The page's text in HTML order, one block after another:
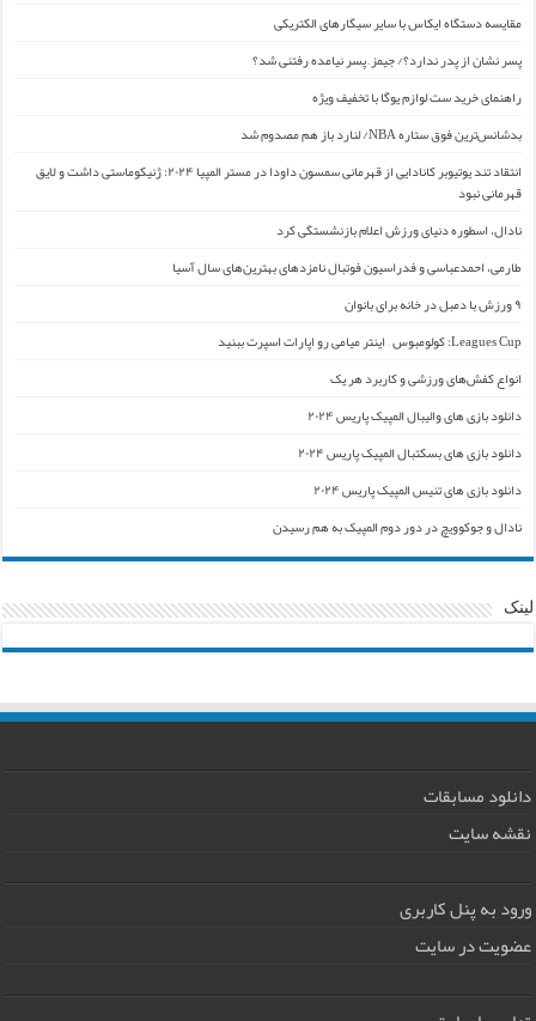
مقایسه دستگاه ایکاس با سایر سیگارهای الکتریکی
پسر نشان از پدر ندارد؟/ جیمز ِ پسر نیامده رفتنی شد؟
راهنمای خرید ست لوازم یوگا با تخفیف ویژه
بدشانس‌ترین فوق ستاره NBA/ لنارد باز هم مصدوم شد
انتقاد تند یوتیوبر کانادایی از قهرمانی سمسون داودا در مستر المپیا ۲۰۲۴: ژنیکوماستی داشت و لایق
قهرمانی نبود
نادال، اسطوره دنیای ورزش اعلام بازنشستگی کرد
طارمی، احمدعباسی و فدراسیون فوتبال نامزدهای بهترین‌های سال آسیا
۹ ورزش با دمبل در خانه برای بانوان
Leagues Cup: کولومبوس – اینتر میامی رو اپارات اسپرت ببنید
انواع کفش‌های ورزشی و کاربرد هر یک
دانلود بازی های والیبال المپیک پاریس ۲۰۲۴
دانلود بازی های بسکتبال المپیک پاریس ۲۰۲۴
دانلود بازی های تنیس المپیک پاریس ۲۰۲۴
نادال و جوکوویچ در دور دوم المپیک به هم رسیدن
لینک
دانلود مسابقات
نقشه سایت
ورود به پنل کاربری
عضویت در سایت